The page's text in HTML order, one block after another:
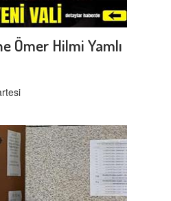
Ömer Hilmi Yamlı